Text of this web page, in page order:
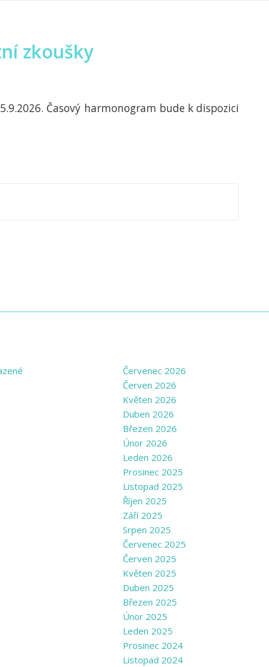
zkoušky
Časový harmonogram bude k dispozici
Červenec 2026
Červen 2026
Květen 2026
Duben 2026
Březen 2026
Únor 2026
Leden 2026
Prosinec 2025
Listopad 2025
Říjen 2025
Září 2025
Srpen 2025
Červenec 2025
Červen 2025
Květen 2025
Duben 2025
Březen 2025
Únor 2025
Leden 2025
Prosinec 2024
Listopad 2024